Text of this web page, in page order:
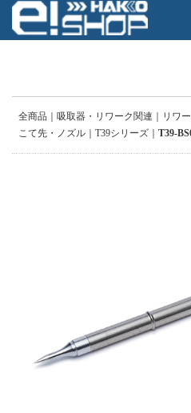
全商品 吸取器・リワーク関連
リワ
こて先・ノズル
T39シリーズ T39-